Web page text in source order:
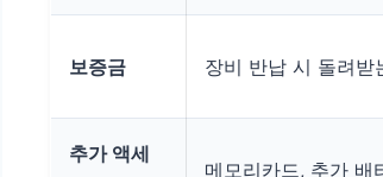
보증금 장비 반납 시 돌려받
추가 액세
메모리카드, 추가 배